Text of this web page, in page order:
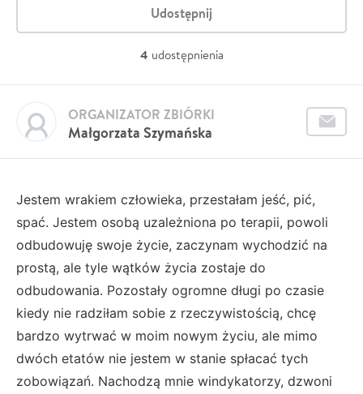
Udostępnij
4 udostępnienia
Małgorzata Szymańska
ORGANIZATOR ZBIÓRKI
Jestem wrakiem człowieka, przestałam jeść, pić,
spać. Jestem osobą uzależniona po terapii, powoli
odbudowuję swoje życie, zaczynam wychodzić na
prostą, ale tyle wątków życia zostaje do
odbudowania. Pozostały ogromne długi po czasie
kiedy nie radziłam sobie z rzeczywistością, chcę
bardzo wytrwać w moim nowym życiu, ale mimo
dwóch etatów nie jestem w stanie spłacać tych
zobowiązań. Nachodzą mnie windykatorzy, dzwoni